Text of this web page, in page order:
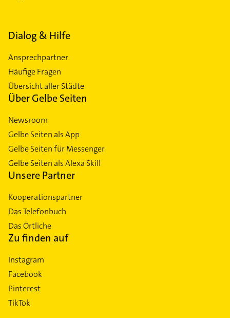
Dialog & Hilfe
Ansprechpartner
Häufige Fragen
Übersicht aller Städte
Über Gelbe Seiten
Newsroom
Gelbe Seiten als App
Gelbe Seiten für Messenger
Gelbe Seiten als Alexa Skill
Unsere Partner
Kooperationspartner
Das Telefonbuch
Das Örtliche
Zu finden auf
Instagram
Facebook
Pinterest
TikTok